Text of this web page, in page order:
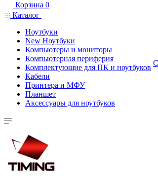
Корзина 0
Каталог
Ноутбуки
New Ноутбуки
Компьютеры и мониторы
Компьютерная периферия
Комплектующие для ПК и ноутбуков
Кабели
Принтера и МФУ
Планшет
Аксессуары для ноутбуков